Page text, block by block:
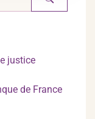
justice
de France